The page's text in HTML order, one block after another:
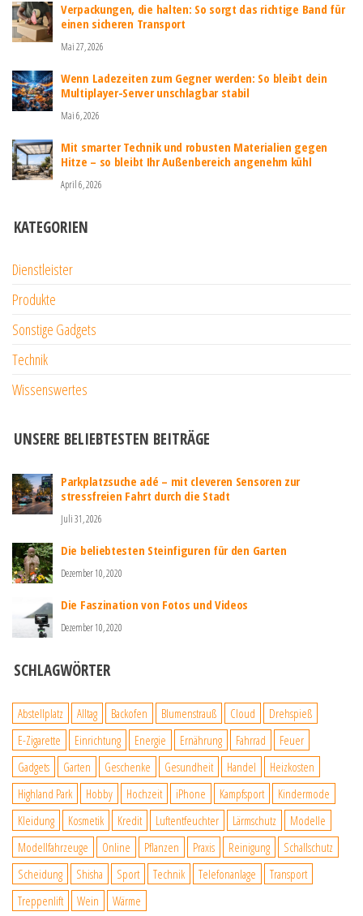
Verpackungen, die halten: So sorgt das richtige Band für
einen sicheren Transport
Mai 27, 2026
Wenn Ladezeiten zum Gegner werden: So bleibt dein
Multiplayer-Server unschlagbar stabil
Mai 6, 2026
Mit smarter Technik und robusten Materialien gegen
Hitze – so bleibt Ihr Außenbereich angenehm kühl
April 6, 2026
KATEGORIEN
Dienstleister
Produkte
Sonstige Gadgets
Technik
Wissenswertes
UNSERE BELIEBTESTEN BEITRÄGE
Parkplatzsuche adé – mit cleveren Sensoren zur
stressfreien Fahrt durch die Stadt
Juli 31, 2026
Die beliebtesten Steinfiguren für den Garten
Dezember 10, 2020
Die Faszination von Fotos und Videos
Dezember 10, 2020
SCHLAGWÖRTER
Abstellplatz Alltag Backofen Blumenstrauß Cloud
Drehspieß
E-Zigarette
Einrichtung Energie Ernährung Fahrrad
Feuer
Gadgets
Garten Geschenke Gesundheit Handel
Heizkosten
Highland Park
Hobby Hochzeit iPhone Kampfsport
Kindermode
Kleidung
Kosmetik Kredit Luftentfeuchter Lärmschutz
Modelle
Modellfahrzeuge
Online Pflanzen Praxis Reinigung
Schallschutz
Scheidung
Shisha Sport Technik Telefonanlage
Transport
Treppenlift
Wein Wärme